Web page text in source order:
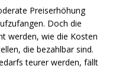
Preiserhöhung
Doch die
werden, wie die Kosten
die bezahlbar sind.
teurer werden, fällt